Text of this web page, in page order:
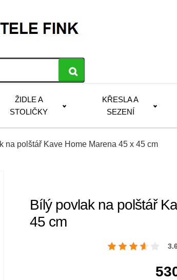
ŽIDLE A
STOLIČKY
KŘESLA A
SEZENÍ
na polštář Kave Home Marena 45 x 45 cm
Bílý povlak na polštář
45 cm